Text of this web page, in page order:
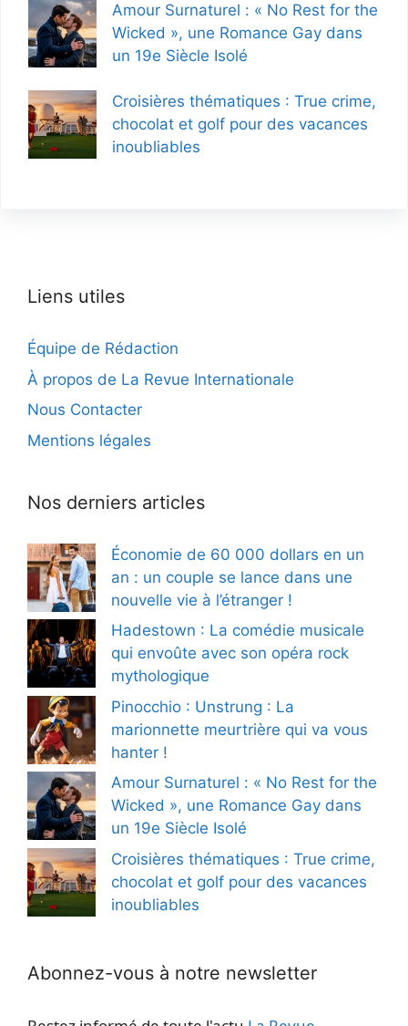
Amour Surnaturel : « No Rest for the
Wicked », une Romance Gay dans
un 19e Siècle Isolé
Croisières thématiques : True crime,
chocolat et golf pour des vacances
inoubliables
Liens utiles
Équipe de Rédaction
À propos de La Revue Internationale
Nous Contacter
Mentions légales
Nos derniers articles
Économie de 60 000 dollars en un
an : un couple se lance dans une
nouvelle vie à l’étranger !
Hadestown : La comédie musicale
qui envoûte avec son opéra rock
mythologique
Pinocchio : Unstrung : La
marionnette meurtrière qui va vous
hanter !
Amour Surnaturel : « No Rest for the
Wicked », une Romance Gay dans
un 19e Siècle Isolé
Croisières thématiques : True crime,
chocolat et golf pour des vacances
inoubliables
Abonnez-vous à notre newsletter